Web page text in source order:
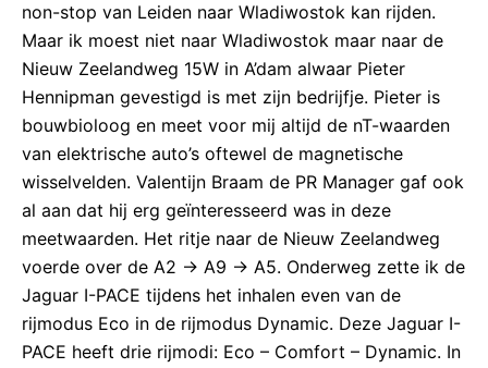
non-stop van Leiden naar Wladiwostok kan rijden.
Maar ik moest niet naar Wladiwostok maar naar de
Nieuw Zeelandweg 15W in A’dam alwaar Pieter
Hennipman gevestigd is met zijn bedrijfje. Pieter is
bouwbioloog en meet voor mij altijd de nT-waarden
van elektrische auto’s oftewel de magnetische
wisselvelden. Valentijn Braam de PR Manager gaf ook
al aan dat hij erg geïnteresseerd was in deze
meetwaarden. Het ritje naar de Nieuw Zeelandweg
voerde over de A2 -> A9 -> A5. Onderweg zette ik de
Jaguar I-PACE tijdens het inhalen even van de
rijmodus Eco in de rijmodus Dynamic. Deze Jaguar I-
PACE heeft drie rijmodi: Eco – Comfort – Dynamic. In